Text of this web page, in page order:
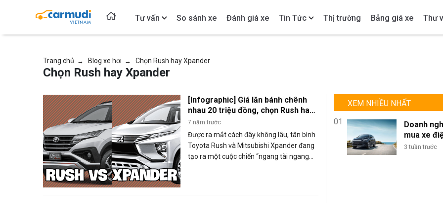
Tư vấn So sánh xe Đánh giá xe Tin Tức Thị trường Bảng giá xe Thư
Trang chủ → Blog xe hơi → Chọn Rush hay Xpander
Chọn Rush hay Xpander
[Infographic] Giá lăn bánh chênh
nhau 20 triệu đồng, chọn Rush hay
Xpander
7 năm trước
Được ra mắt cách đây không lâu, tân bình
Toyota Rush và Mitsubishi Xpander đang
tạo ra một cuộc chiến “ngang tài ngang
XEM NHIỀU NHẤT
01
Doanh
mua xe
lượng lớn:
3 tuần trước